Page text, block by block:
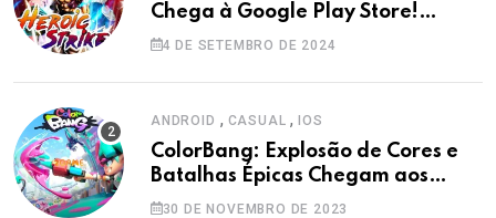
Chega à Google Play Store!
Liberte Seus Heróis e Domine o
4 DE SETEMBRO DE 2024
ANDROID , CASUAL , IOS
ColorBang: Explosão de Cores e
Batalhas Épicas Chegam aos
Smartphones Android!
30 DE NOVEMBRO DE 2023